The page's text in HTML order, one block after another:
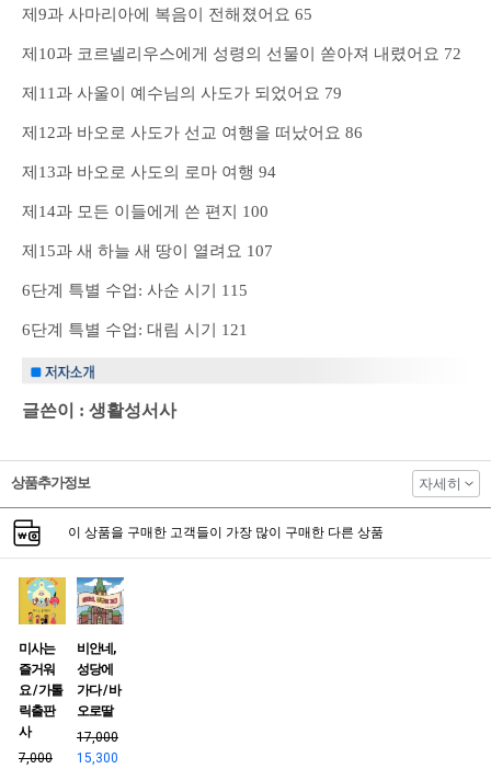
제9과 사마리아에 복음이 전해졌어요 65
제10과 코르넬리우스에게 성령의 선물이 쏟아져 내렸어요 72
제11과 사울이 예수님의 사도가 되었어요 79
제12과 바오로 사도가 선교 여행을 떠났어요 86
제13과 바오로 사도의 로마 여행 94
제14과 모든 이들에게 쓴 편지 100
제15과 새 하늘 새 땅이 열려요 107
6단계 특별 수업: 사순 시기 115
6단계 특별 수업: 대림 시기 121
글쓴이 : 생활성서사
상품추가정보 자세히
이 상품을 구매한 고객들이 가장 많이 구매한 다른 상품
미사는
즐거워
요 / 가톨
릭출판
사
7,000
비안네,
성당에
가다 / 바
오로딸
17,000
15,300